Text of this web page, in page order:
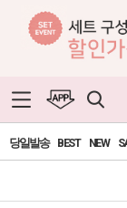
당일발송 BEST NEW